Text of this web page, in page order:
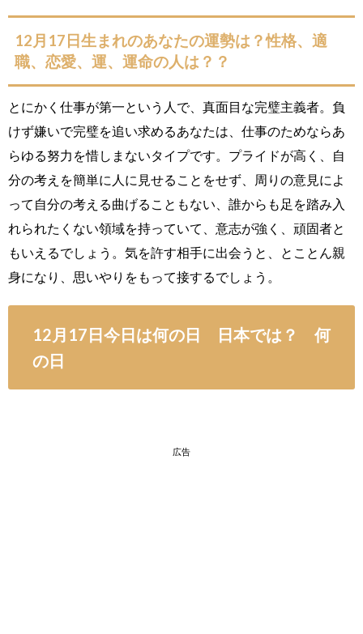
12月17日生まれのあなたの運勢は？性格、適
職、恋愛、運、運命の人は？？
とにかく仕事が第一という人で、真面目な完璧主義者。負
けず嫌いで完璧を追い求めるあなたは、仕事のためならあ
らゆる努力を惜しまないタイプです。プライドが高く、自
分の考えを簡単に人に見せることをせず、周りの意見によ
って自分の考える曲げることもない、誰からも足を踏み入
れられたくない領域を持っていて、意志が強く、頑固者と
もいえるでしょう。気を許す相手に出会うと、とことん親
身になり、思いやりをもって接するでしょう。
12月17日今日は何の日 日本では？ 何
の日
広告